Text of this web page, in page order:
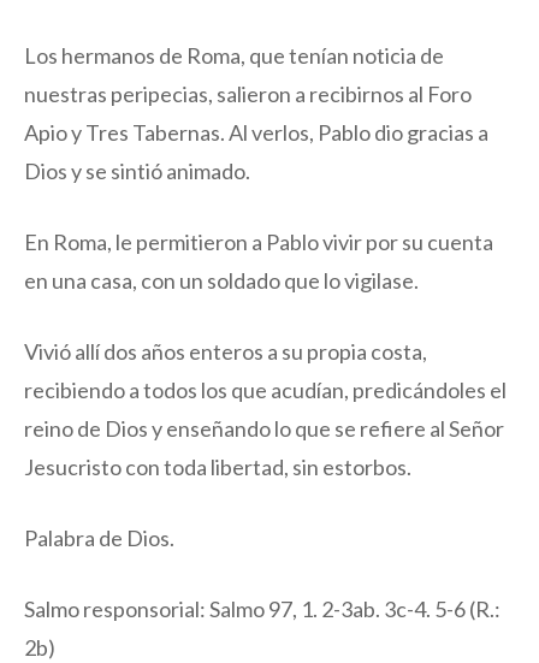
Los hermanos de Roma, que tenían noticia de
nuestras peripecias, salieron a recibirnos al Foro
Apio y Tres Tabernas. Al verlos, Pablo dio gracias a
Dios y se sintió animado.
En Roma, le permitieron a Pablo vivir por su cuenta
en una casa, con un soldado que lo vigilase.
Vivió allí dos años enteros a su propia costa,
recibiendo a todos los que acudían, predicándoles el
reino de Dios y enseñando lo que se refiere al Señor
Jesucristo con toda libertad, sin estorbos.
Palabra de Dios.
Salmo responsorial: Salmo 97, 1. 2-3ab. 3c-4. 5-6 (R.:
2b)